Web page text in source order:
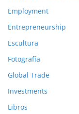
Employment
Entrepreneurship
Escultura
Fotografía
Global Trade
Investments
Libros